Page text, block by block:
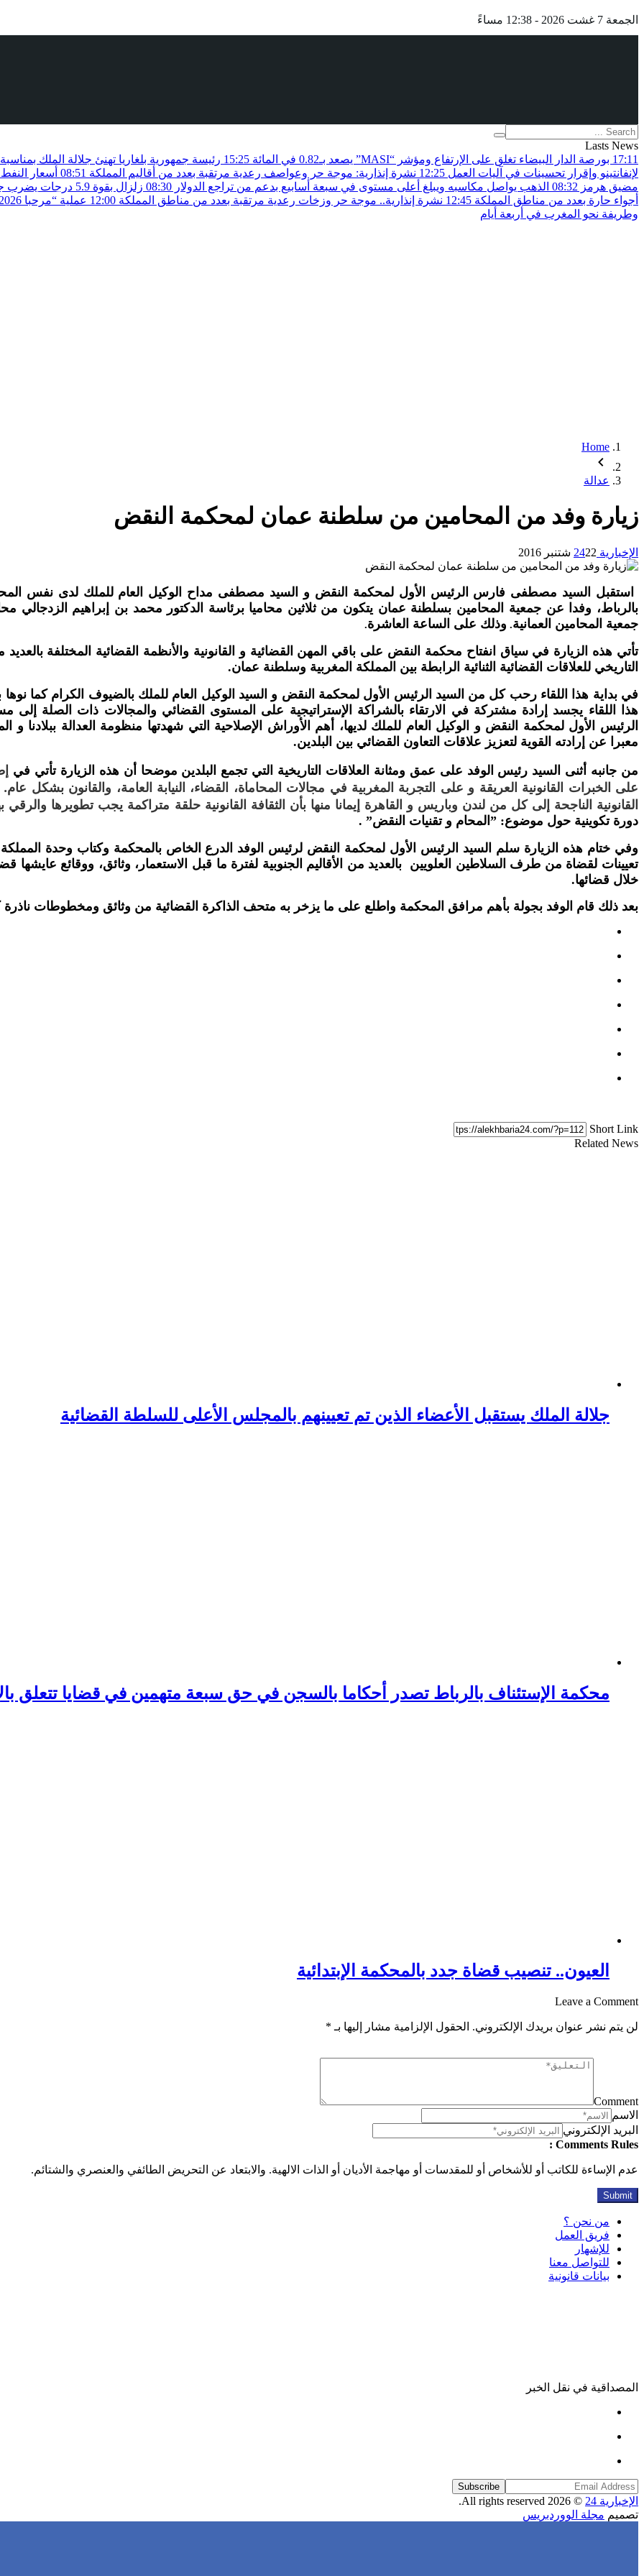
الجمعة 7 غشت 2026 - 12:38 مساءً
Lasts News
17:11 بورصة الدار البيضاء تغلق على الإرتفاع ومؤشر “MASI” يصعد بـ0.82 في المائة 15:25 رئيسة جمهورية بلغاريا تهنئ جلالة الملك
لإنفانتينو وإقرار تحسينات في آليات العمل 12:25 نشرة إنذارية: موجة حر وعواصف رعدية مرتقبة بعدد من أقاليم المملكة 08:51 أسعار
مضيق هرمز 08:32 الذهب يواصل مكاسبه ويبلغ أعلى مستوى في سبعة أسابيع بدعم من تراجع الدولار 08:30 زلزال بقوة 5.9 درجات يضرب جنوب الفلبين دون تسجيل خسائر بشرية
أجواء حارة بعدد من مناطق المملكة 12:45 نشرة إنذارية.. موجة حر وزخات رعدية مرتقبة بعدد من مناطق المملكة 12:00
وطريفة نحو المغرب في أربعة أيام
Home
عدالة
زيارة وفد من المحامين من سلطنة عمان لمحكمة النقض
الإخبارية 24 22 شتنبر 2016
استقبل السيد مصطفى فارس الرئيس الأول لمحكمة النقض و السيد مصطفى مداح الوكيل العام للملك لدى نفس
بالرباط، وفدا عن جمعية المحامين بسلطنة عمان يتكون من ثلاثين محاميا برئاسة الدكتور محمد بن إبراهيم الزدجالي
جمعية المحامين العمانية. وذلك على الساعة العاشرة.
تأتي هذه الزيارة في سياق انفتاح محكمة النقض على باقي المهن القضائية و القانونية والأنظمة القضائية المختلفة
التاريخي للعلاقات القضائية الثنائية الرابطة بين المملكة المغربية وسلطنة عمان.
في بداية هذا اللقاء رحب كل من السيد الرئيس الأول لمحكمة النقض و السيد الوكيل العام للملك بالضيوف الكرام كما نوها
هذا اللقاء يجسد إرادة مشتركة في الارتقاء بالشراكة الإستراتيجية على المستوى القضائي والمجالات ذات الصلة
الرئيس الأول لمحكمة النقض و الوكيل العام للملك لديها، أهم الأوراش الإصلاحية التي شهدتها منظومة العدالة ببلادنا و
معبرا عن إرادته القوية لتعزيز علاقات التعاون القضائي بين البلدين.
من جانبه أثنى السيد رئيس الوفد على عمق ومثانة العلاقات التاريخية التي تجمع البلدين موضحا أن هذه الزيارة تأتي في
على الخبرات القانونية العريقة و على التجربة المغربية في مجالات المحاماة، القضاء، النيابة العامة، والقانون بشكل
القانونية الناجحة إلى كل من لندن وباريس و القاهرة إيمانا منها بأن الثقافة القانونية حلقة متراكمة يجب تطويرها والرقي
دورة تكوينية حول موضوع: ” المحام و تقنيات النقض” .
وفي ختام هذه الزيارة سلم السيد الرئيس الأول لمحكمة النقض لرئيس الوفد الدرع الخاص بالمحكمة وكتاب وحدة
تعيينات لقضاة من طرف السلاطين العلويين بالعديد من الأقاليم الجنوبية لفترة ما قبل الاستعمار، وثائق، ووقائع عايشها
خلال قضائها.
بعد ذلك قام الوفد بجولة بأهم مرافق المحكمة واطلع على ما يزخر به متحف الذاكرة القضائية من وثائق ومخطوطات
Short Link
Related News
جلالة الملك يستقبل الأعضاء الذين تم تعيينهم بالمجلس الأعلى للسلطة القضائية
محكمة الإستئناف بالرباط تصدر أحكاما بالسجن في حق سبعة متهمين في قضايا تتعلق
العيون.. تنصيب قضاة جدد بالمحكمة الإبتدائية
Leave a Comment
لن يتم نشر عنوان بريدك الإلكتروني. الحقول الإلزامية مشار إليها بـ *
Comment
الاسم
البريد الإلكتروني
Comments Rules :
عدم الإساءة للكاتب أو للأشخاص أو للمقدسات أو مهاجمة الأديان أو الذات الالهية. والابتعاد عن التحريض الطائفي والعنصري والشتائم.
من نحن ؟
فريق العمل
للإشهار
للتواصل معنا
بيانات قانونية
المصداقية في نقل الخبر
Subscribe
الإخبارية 24
© 2026 All rights reserved.
تصميم مجلة الووردبريس